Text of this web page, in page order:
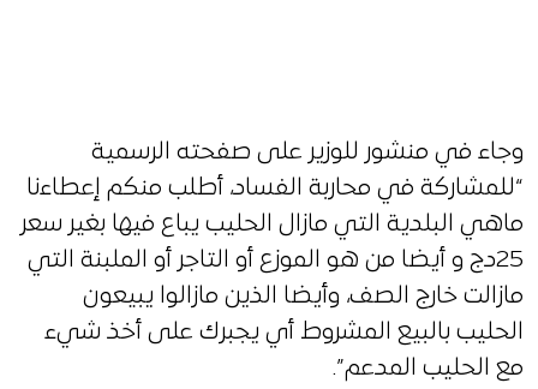
وجاء في منشور للوزير على صفحته الرسمية
“للمشاركة في محاربة الفساد، أطلب منكم إعطاءنا
ماهي البلدية التي مازال الحليب يباع فيها بغير سعر
25دج و أيضا من هو الموزع أو التاجر أو الملبنة التي
مازالت خارج الصف، وأيضا الذين مازالوا يبيعون
الحليب بالبيع المشروط أي يجبرك على أخذ شيء
مع الحليب المدعم”.